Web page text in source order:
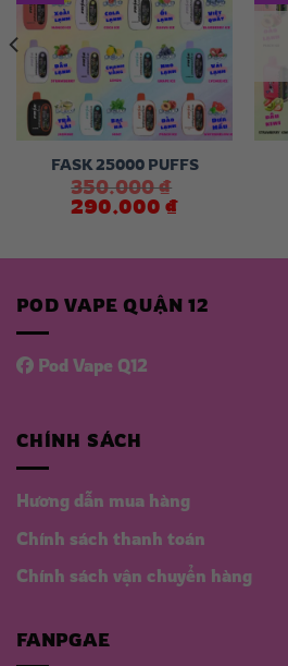
FASK 25000 PUFFS
350.000₫
Giá
gốc
290.000 ₫Giá
290.000 ₫.
₫.
POD VAPE QUẬN 12
Pod Vape Q12
CHÍNH SÁCH
Hương dẫn mua hàng
Chính sách thanh toán
Chính sách vận chuyển hàng
FANPGAE